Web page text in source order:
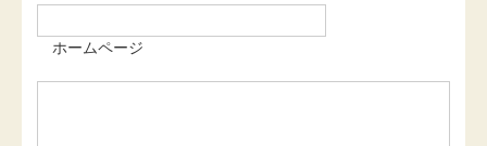
ホームページ